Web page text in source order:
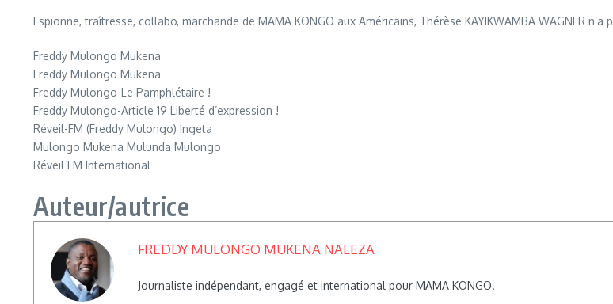
Espionne, traîtresse, collabo, marchande de MAMA KONGO aux Américains, Thérèse KAYIKWAMBA WAGNER
Freddy Mulongo Mukena
Freddy Mulongo Mukena
Freddy Mulongo-Le Pamphlétaire !
Freddy Mulongo-Article 19 Liberté d’expression !
Réveil-FM (Freddy Mulongo) Ingeta
Mulongo Mukena Mulunda Mulongo
Réveil FM International
Auteur/autrice
FREDDY MULONGO MUKENA NALEZA
Journaliste indépendant, engagé et international pour MAMA KONGO.